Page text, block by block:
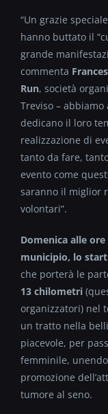
“Un grazie
hanno buttato il
grande
commenta
Run, società
Treviso –
dedicano il loro
realizzazione di
tanto da fare,
evento come
saranno il miglior
volontari”.
Domenica alle
municipio, lo
che porterà le
13 chilometri
organizzatori) nel
un tratto nella
piacevole, per
femminile,
promozione
tumore al seno.